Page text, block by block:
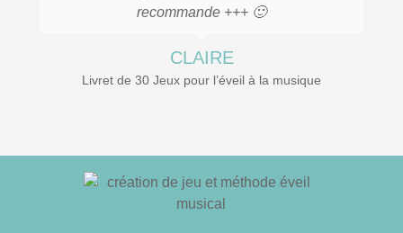
recommande +++ 🙂
CLAIRE
Livret de 30 Jeux pour l’éveil à la musique